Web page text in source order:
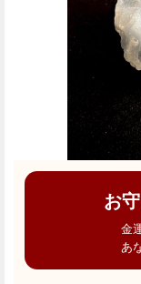
お
金
あ